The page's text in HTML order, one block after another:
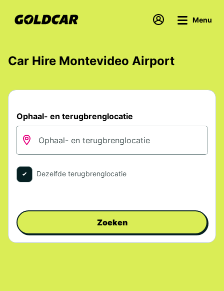
Menu
Car Hire Montevideo Airport
Ophaal- en terugbrenglocatie
Dezelfde terugbrenglocatie
Zoeken